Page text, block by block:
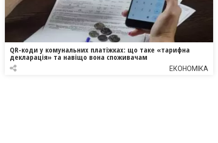
QR-коди у комунальних платіжках: що таке «тарифна
декларація» та навіщо вона споживачам
ЕКОНОМІКА